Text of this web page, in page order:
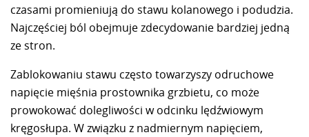
czasami promieniują do stawu kolanowego i podudzia.
Najczęściej ból obejmuje zdecydowanie bardziej jedną
ze stron.
Zablokowaniu stawu często towarzyszy odruchowe
napięcie mięśnia prostownika grzbietu, co może
prowokować dolegliwości w odcinku lędźwiowym
kręgosłupa. W związku z nadmiernym napięciem,